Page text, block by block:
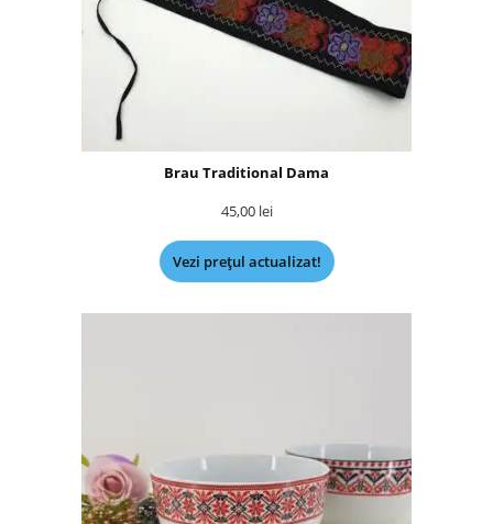
Brau Traditional Dama
45,00 lei
Vezi prețul actualizat!